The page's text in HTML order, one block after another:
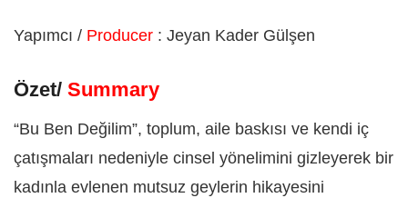
Yapımcı / Producer : Jeyan Kader Gülşen
Özet/ Summary
“Bu Ben Değilim”, toplum, aile baskısı ve kendi iç
çatışmaları nedeniyle cinsel yönelimini gizleyerek bir
kadınla evlenen mutsuz geylerin hikayesini